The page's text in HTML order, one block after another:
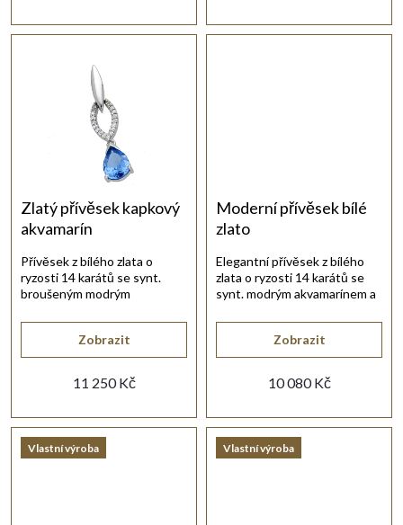
u
t
Zlatý přívěsek kapkový
akvamarín
11 250 Kč
Zobrazit
Přívěsek z bílého zlata o
ryzosti 14 karátů se synt.
broušeným modrým
Moderní přívěsek bílé
zlato
10 080 Kč
Zobrazit
Elegantní přívěsek z bílého
zlata o ryzosti 14 karátů se
synt. modrým akvamarínem a
Vlastní výroba Vlastní výroba